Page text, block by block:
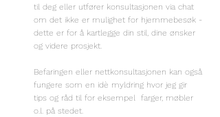
til deg eller utfører konsultasjonen via chat
om det ikke er mulighet for hjemmebesøk -
dette er for å kartlegge din stil, dine ønsker
og videre prosjekt.
Befaringen eller nettkonsultasjonen kan også
fungere som en idè myldring hvor jeg gir
tips og råd til for eksempel farger, møbler
o.l. på stedet.